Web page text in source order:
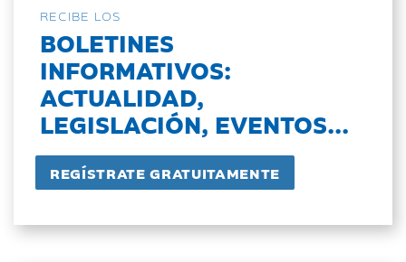
RECIBE LOS
BOLETINES
INFORMATIVOS:
ACTUALIDAD,
LEGISLACIÓN, EVENTOS...